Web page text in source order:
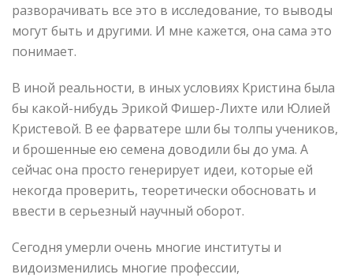
разворачивать все это в исследование, то выводы
могут быть и другими. И мне кажется, она сама это
понимает.
В иной реальности, в иных условиях Кристина была
бы какой-нибудь Эрикой Фишер-Лихте или Юлией
Кристевой. В ее фарватере шли бы толпы учеников,
и брошенные ею семена доводили бы до ума. А
сейчас она просто генерирует идеи, которые ей
некогда проверить, теоретически обосновать и
ввести в серьезный научный оборот.
Сегодня умерли очень многие институты и
видоизменились многие профессии,